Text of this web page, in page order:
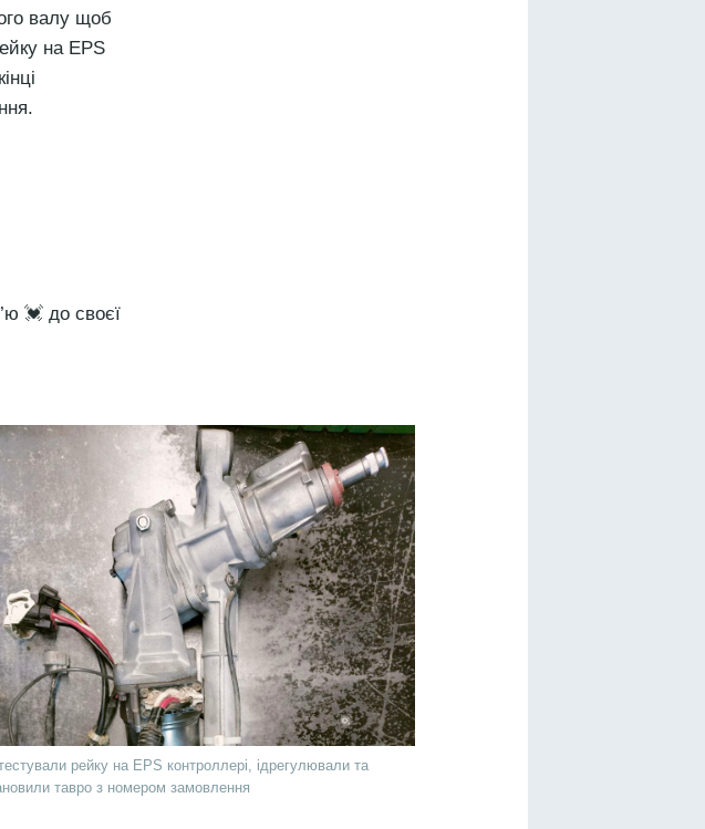
валу щоб
на EPS
💓 до своєї
рейку на EPS контроллері, ідрегулювали та
тавро з номером замовлення